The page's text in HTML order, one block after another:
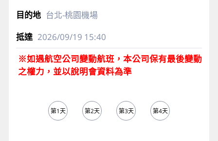
台北-桃園機場
2026/09/19 15:40
※如遇航空公司變動航班，本公司保有最後變動
之權力，並以說明會資料為準
第1天 第2天 第3天 第4天